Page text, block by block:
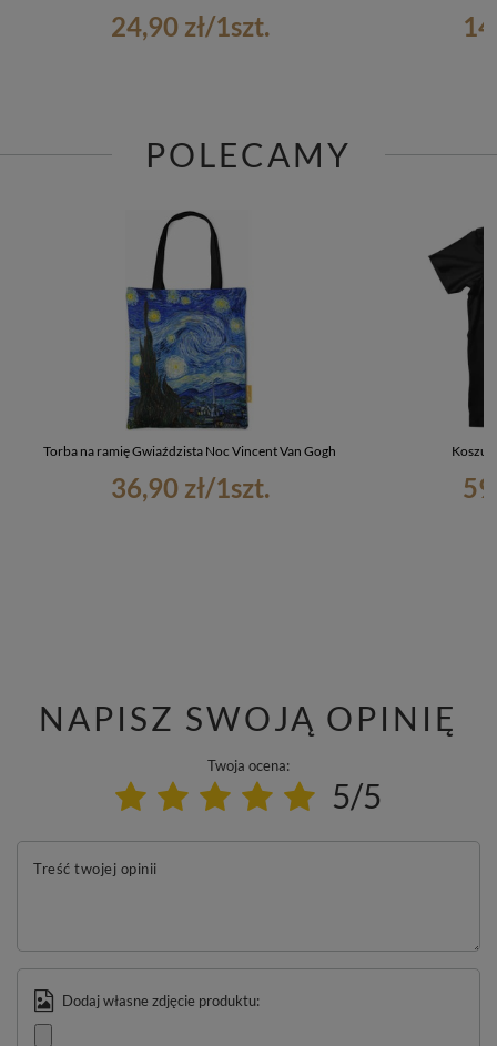
24,90 zł/1szt.
POLECAMY
Torba na ramię Gwiaździsta Noc Vincent Van Gogh
36,90 zł/1szt.
NAPISZ SWOJĄ OPINIĘ
Twoja ocena:
5/5
Treść twojej opinii
Dodaj własne zdjęcie produktu: